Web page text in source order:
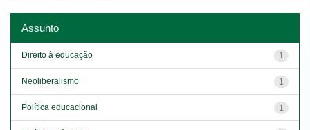
Assunto
1
Direito à educação
1
Neoliberalismo
1
Política educacional